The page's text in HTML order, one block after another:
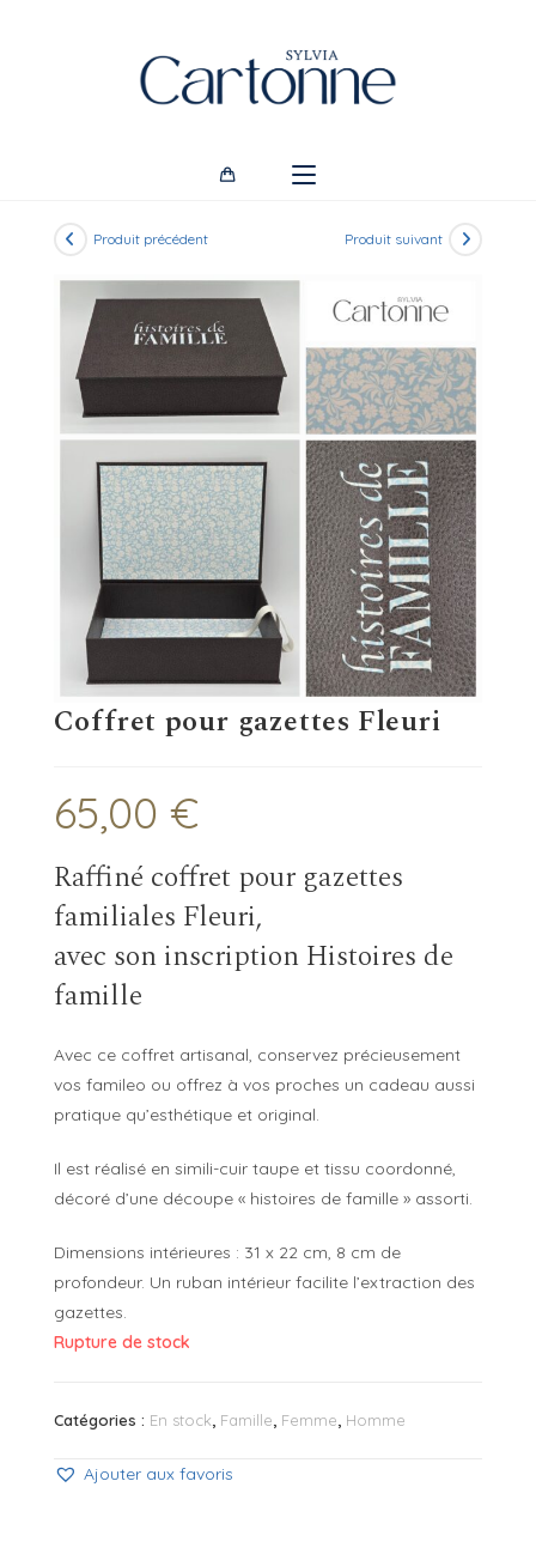
Produit précédent Produit suivant
Coffret pour gazettes Fleuri
65,00 €
Raffiné coffret pour gazettes
familiales Fleuri,
avec son inscription Histoires de
famille
Avec ce coffret artisanal, conservez précieusement
vos famileo ou offrez à vos proches un cadeau aussi
pratique qu’esthétique et original.
Il est réalisé en simili-cuir taupe et tissu coordonné,
décoré d’une découpe « histoires de famille » assorti.
Dimensions intérieures : 31 x 22 cm, 8 cm de
profondeur. Un ruban intérieur facilite l’extraction des
gazettes.
Rupture de stock
Catégories : En stock Famille Femme Homme
Ajouter aux favoris